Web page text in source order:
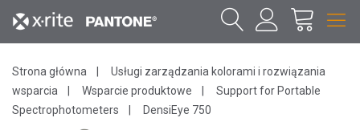
Strona główna
Usługi zarządzania kolorami i rozwiązania
wsparcia
Wsparcie produktowe
Support for Portable
Spectrophotometers
DensiEye 750